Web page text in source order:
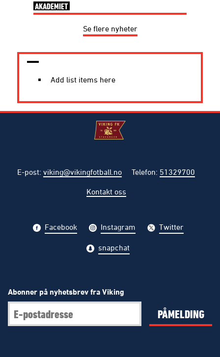
AKADEMIET
Se flere nyheter
Add list items here
E-post: viking@vikingfotball.no Telefon: 51329700
Kontakt oss
Facebook Instagram Twitter
snapchat
Abonner på nyhetsbrev fra Viking
PÅMELDING